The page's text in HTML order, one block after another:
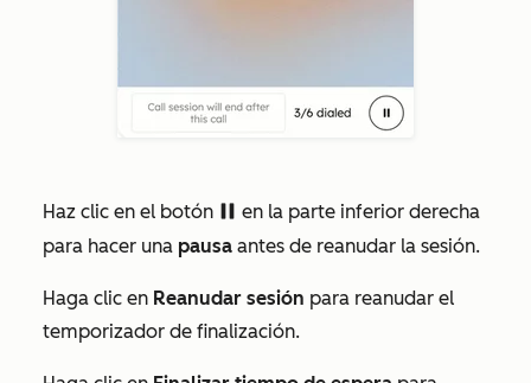
Haz clic en el botón
en la parte inferior derecha
para hacer una pausa antes de reanudar la sesión.
Haga clic en Reanudar sesión para reanudar el
temporizador de finalización.